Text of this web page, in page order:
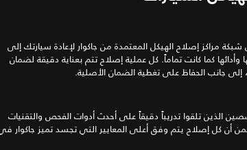
مراكز إصلاح الهيكل المعتمدة من جاكوار لإعادة سيارتك إلى
وأدائها كما كانت تماماً. كل عملية إصلاح تتم بعناية دقيقة لضمان
إلى جانب الحفاظ على تغطية الضمان الأصلية.
الذين تلقوا تدريباً دقيقاً على أحدث أدوات الفحص والتقنيات
أن كل إصلاح يتم وفق أعلى المعايير التي تجسد تميز جاكوار